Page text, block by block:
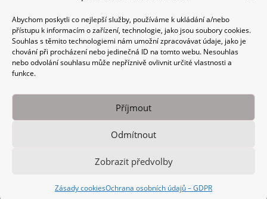
Abychom poskytli co nejlepší služby, používáme k ukládání a/nebo
přístupu k informacím o zařízení, technologie, jako jsou soubory cookies.
Souhlas s těmito technologiemi nám umožní zpracovávat údaje, jako je
chování při procházení nebo jedinečná ID na tomto webu. Nesouhlas
nebo odvolání souhlasu může nepříznivě ovlivnit určité vlastnosti a
funkce.
Příjmout
Odmítnout
Zobrazit předvolby
Zásady cookiesOchrana osobních údajů – GDPR
Plenér s přáteli malíři
autor:
kresba
Plenér – Mítkov – 2017 Plenérové malování s přáteli
malíři to je velmi inspirující záležitost. V roce 2017 se
krásné a zajímavé prostředí u řeky Orlice. Povídání a